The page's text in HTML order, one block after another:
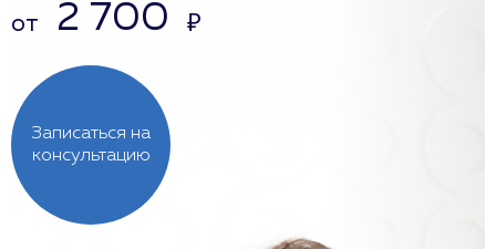
Записаться на
консультацию
от 2 700 ₽